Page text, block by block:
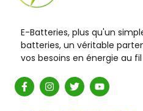
E-Batteries, plus qu'un
batteries, un véritable
vos besoins en énergie au